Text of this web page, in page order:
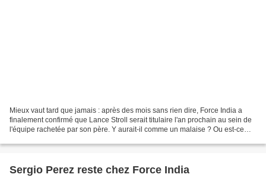
Mieux vaut tard que jamais : après des mois sans rien dire, Force India a
finalement confirmé que Lance Stroll serait titulaire l'an prochain au sein de
l'équipe rachetée par son père. Y aurait-il comme un malaise ? Ou est-ce
Sergio Perez reste chez Force India